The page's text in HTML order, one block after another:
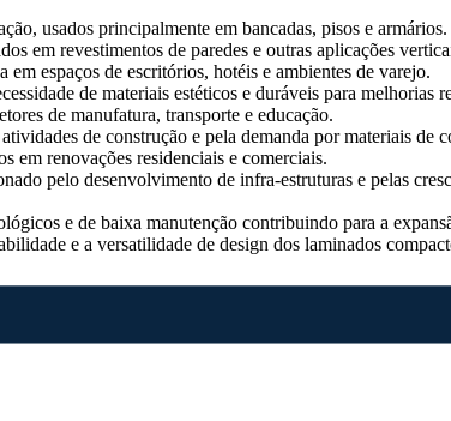
usados ​​principalmente em bancadas, pisos e armários.
em revestimentos de paredes e outras aplicações
espaços de escritórios, hotéis e ambientes de varejo.
de materiais estéticos e duráveis ​​para melhorias
de manufatura, transporte e educação.
de construção e pela demanda por materiais de
em renovações residenciais e comerciais.
pelo desenvolvimento de infra-estruturas e pelas
e de baixa manutenção contribuindo para a
e a versatilidade de design dos laminados